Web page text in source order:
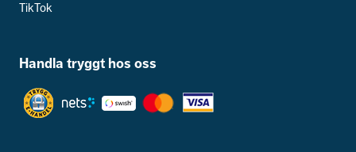
TikTok
Handla tryggt hos oss